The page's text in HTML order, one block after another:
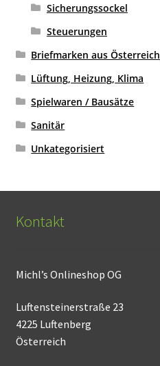
Sicherungssockel
Steuerungen
Briefmarken aus Österreich
Lüftung, Heizung, Klima
Spielwaren / Bausätze
Sanitär
Unkategorisiert
Kontakt
Michl’s Onlineshop OG
Luftensteinerstraße 23
4225 Luftenberg
Österreich